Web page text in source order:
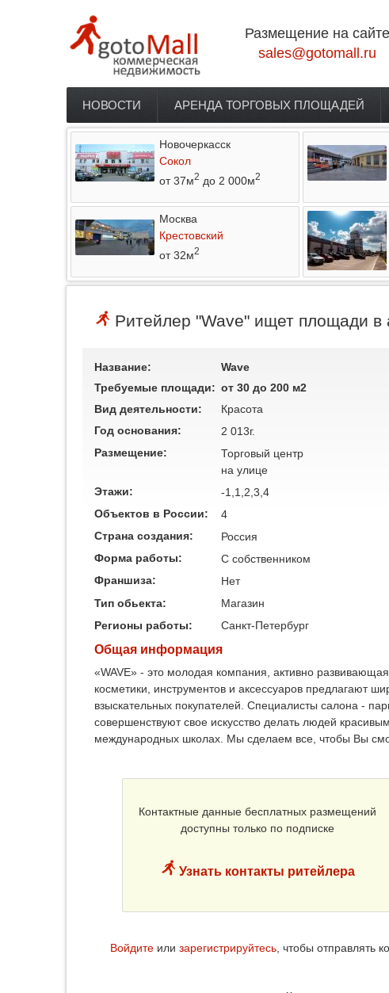
Размещение на сайте
sales@gotomall.ru
Главное меню
НОВОСТИ АРЕНДА ТОРГОВЫХ ПЛОЩАДЕЙ
Новочеркасск
Сокол
от 37м2 до 2 000м2
Москва
Крестовский
от 32м2
Ритейлер "Wave" ищет площади в
Название:
Wave
Требуемые площади: от 30 до 200 м2
Вид деятельности:
Красота
Год основания:
2 013г.
Размещение:
Торговый центр
на улице
Этажи:
-1,1,2,3,4
Объектов в России:
4
Страна создания:
Россия
Форма работы:
C собственником
Франшиза:
Нет
Тип обьекта:
Магазин
Регионы работы:
Санкт-Петербург
Общая информация
«WAVE» - это молодая компания, активно
косметики, инструментов и аксессуаров предлагают
взыскательных покупателей. Специалисты салона -
совершенствуют свое искусство делать людей
международных школах. Мы сделаем все, чтобы Вы
Контактные данные бесплатных размещений
доступны только по подписке
Узнать контакты ритейлера
Войдите или зарегистрируйтесь, чтобы отправлять